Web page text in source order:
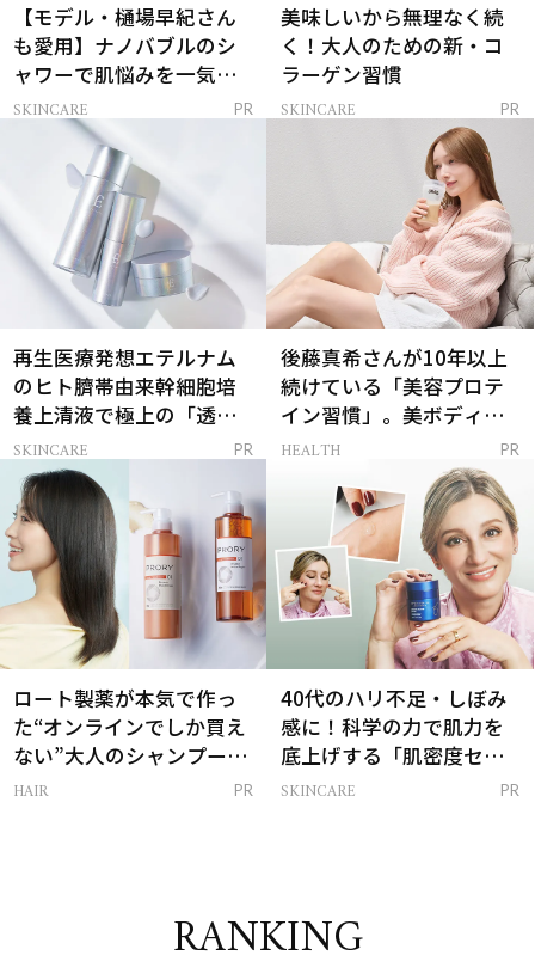
【モデル・樋場早紀さん
も愛用】ナノバブルのシ
ャワーで肌悩みを一気に
解決
SKINCARE PR
美味しいから無理なく続
く！大人のための新・コ
ラーゲン習慣
SKINCARE PR
再生医療発想エテルナム
のヒト臍帯由来幹細胞培
養上清液で極上の「透明
感ハリ肌」へ
SKINCARE PR
後藤真希さんが10年以上
続けている「美容プロテ
イン習慣」。美ボディを
支える朝ルーティンと
HEALTH PR
ロート製薬が本気で作っ
た“オンラインでしか買え
ない”大人のシャンプー＆
トリートメントって？
HAIR PR
40代のハリ不足・しぼみ
感に！科学の力で肌力を
底上げする「肌密度セラ
ム」
SKINCARE PR
RANKING